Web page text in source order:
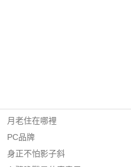
月老住在哪裡
PC品牌
身正不怕影子斜